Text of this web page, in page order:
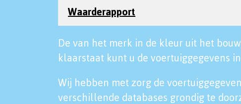
Waarderapport
De van het merk in de kleur uit het
klaarstaat kunt u de voertuiggegevens
Wij hebben met zorg de
verschillende databases grondig te